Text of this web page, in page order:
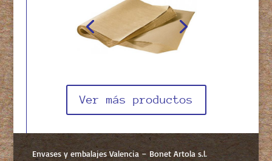
Ver más productos
Envases y embalajes Valencia – Bonet Artola s.l.